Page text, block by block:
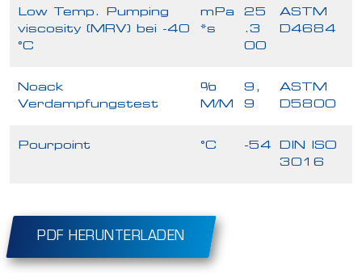
Low Temp. Pumping
viscosity (MRV) bei -40
°C
mPa
*s
25
.3
00
ASTM
D4684
Noack
Verdampfungstest
%
M/M
9,
9
ASTM
D5800
Pourpoint °C -54
DIN ISO
3016
PDF HERUNTERLADEN